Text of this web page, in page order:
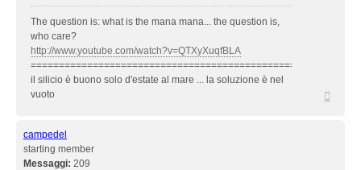
The question is: what is the mana mana... the question is,
who care?
http://www.youtube.com/watch?v=QTXyXuqfBLA
il silicio è buono solo d'estate al mare ... la soluzione è nel
vuoto
campedel
starting member
Messaggi: 209